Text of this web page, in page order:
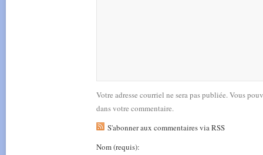
Votre adresse courriel ne sera pas publiée. Vous
dans votre commentaire.
S'abonner aux commentaires via RSS
Nom(requis):